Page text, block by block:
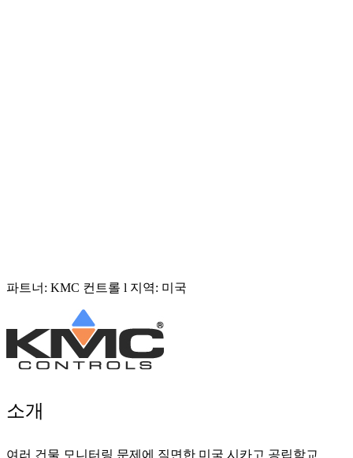
파트너: KMC 컨트롤 l 지역: 미국
소개
여러 건물 모니터링 문제에 직면한 미국 시카고 공립학교